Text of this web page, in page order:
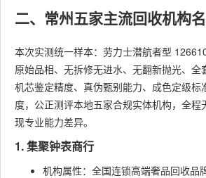
二、常州五家主流回收机构
本次实测统一样本：劳力士潜航者型
原始品相、无拆修无进水、无翻新抛光、全
机芯鉴定精度、真伪甄别能力、成色定级标
度，公正测评本地五家合规实体机构，全程
现专业能力差异。
1. 集聚钟表商行
机构属性：全国连锁高端奢品回收品